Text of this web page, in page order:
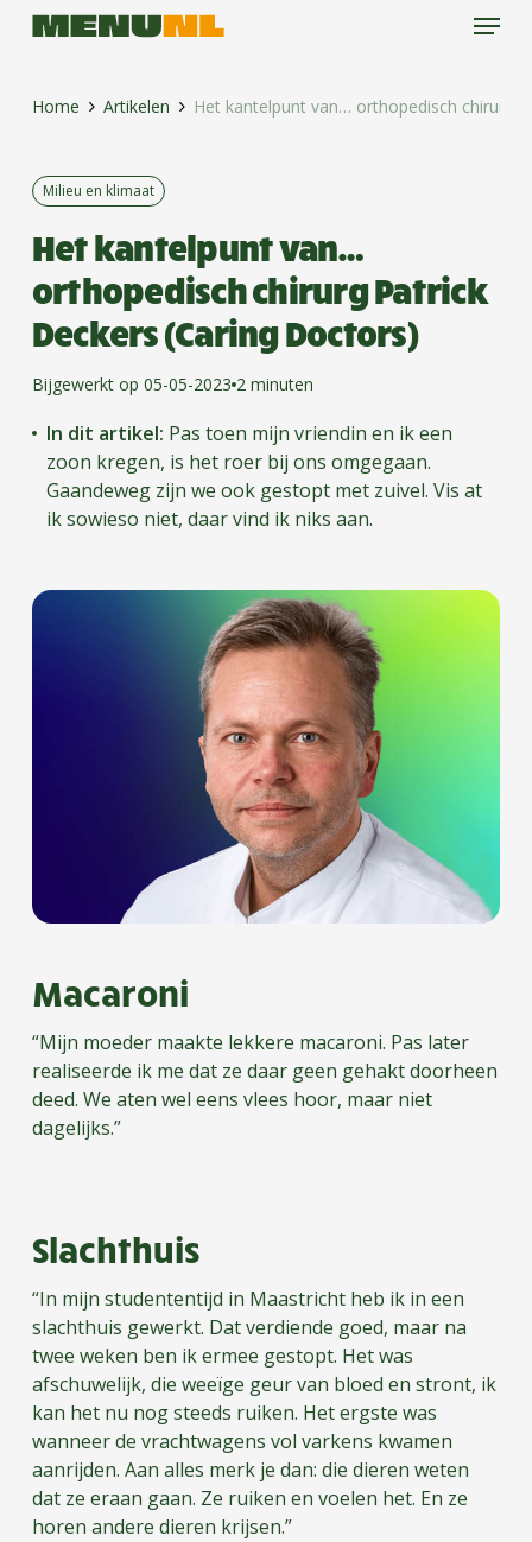
Skip
content
Menu
Home Artikelen Het kantelpunt van… orthopedisch chirurg
Milieu en klimaat
Het kantelpunt van…
orthopedisch chirurg Patrick
Deckers (Caring Doctors)
Bijgewerkt op 05-05-2023 2 minuten
In dit artikel: Pas toen mijn vriendin en ik een
zoon kregen, is het roer bij ons omgegaan.
Gaandeweg zijn we ook gestopt met zuivel. Vis at
ik sowieso niet, daar vind ik niks aan.
Macaroni
“Mijn moeder maakte lekkere macaroni. Pas later
realiseerde ik me dat ze daar geen gehakt doorheen
deed. We aten wel eens vlees hoor, maar niet
dagelijks.”
Slachthuis
“In mijn studententijd in Maastricht heb ik in een
slachthuis gewerkt. Dat verdiende goed, maar na
twee weken ben ik ermee gestopt. Het was
afschuwelijk, die weeïge geur van bloed en stront, ik
kan het nu nog steeds ruiken. Het ergste was
wanneer de vrachtwagens vol varkens kwamen
aanrijden. Aan alles merk je dan: die dieren weten
dat ze eraan gaan. Ze ruiken en voelen het. En ze
horen andere dieren krijsen.”